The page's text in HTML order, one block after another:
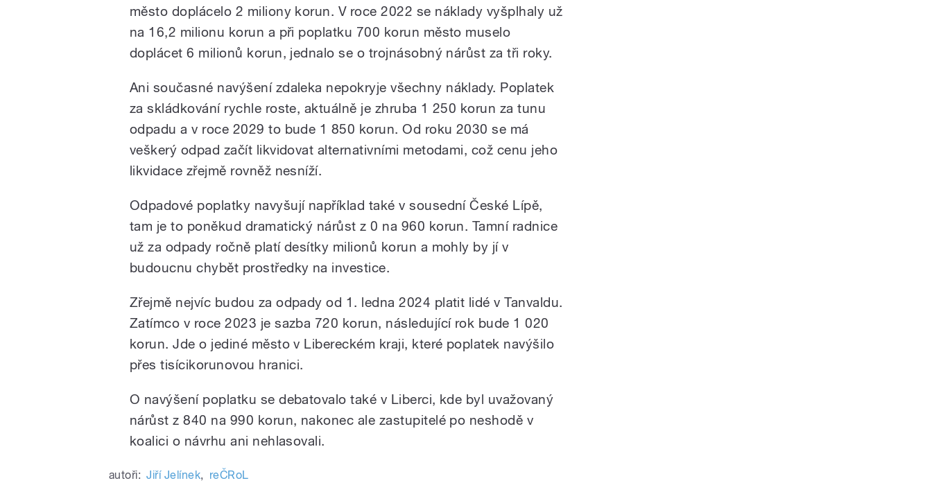
město doplácelo 2 miliony korun. V roce 2022 se náklady vyšplhaly už
na 16,2 milionu korun a při poplatku 700 korun město muselo
doplácet 6 milionů korun, jednalo se o trojnásobný nárůst za tři roky.
Ani současné navýšení zdaleka nepokryje všechny náklady. Poplatek
za skládkování rychle roste, aktuálně je zhruba 1 250 korun za tunu
odpadu a v roce 2029 to bude 1 850 korun. Od roku 2030 se má
veškerý odpad začít likvidovat alternativními metodami, což cenu jeho
likvidace zřejmě rovněž nesníží.
Odpadové poplatky navyšují například také v sousední České Lípě,
tam je to poněkud dramatický nárůst z 0 na 960 korun. Tamní radnice
už za odpady ročně platí desítky milionů korun a mohly by jí v
budoucnu chybět prostředky na investice.
Zřejmě nejvíc budou za odpady od 1. ledna 2024 platit lidé v Tanvaldu.
Zatímco v roce 2023 je sazba 720 korun, následující rok bude 1 020
korun. Jde o jediné město v Libereckém kraji, které poplatek navýšilo
přes tisícikorunovou hranici.
O navýšení poplatku se debatovalo také v Liberci, kde byl uvažovaný
nárůst z 840 na 990 korun, nakonec ale zastupitelé po neshodě v
koalici o návrhu ani nehlasovali.
autoři: Jiří Jelínek, reČRoL